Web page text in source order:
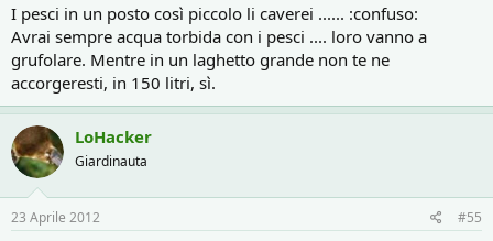
I pesci in un posto così piccolo li caverei ...... :confuso:
Avrai sempre acqua torbida con i pesci .... loro vanno a
grufolare. Mentre in un laghetto grande non te ne
accorgeresti, in 150 litri, sì.
LoHacker
Giardinauta
23 Aprile 2012 #55